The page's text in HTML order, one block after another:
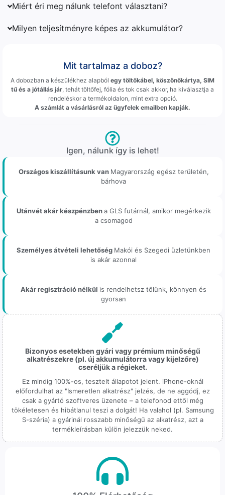
Miért éri meg nálunk telefont választani?
Milyen teljesítményre képes az akkumulátor?
Mit tartalmaz a doboz?
A dobozban a készülékhez alapból egy töltőkábel, köszönőkártya, SIM
tű és a jótállás jár, tehát töltőfej, fólia és tok csak akkor, ha kiválasztja a
rendeléskor a termékoldalon, mint extra opció.
A számlát a vásárlásról az ügyfelek emailben kapják.
Igen, nálunk így is lehet!
Országos kiszállításunk van Magyarország egész területén,
bárhova
Utánvét akár készpénzbena GLS futárnál, amikor megérkezik
a csomagod
Személyes átvételi lehetőség Makói és Szegedi üzletünkben
is akár azonnal
Akár regisztráció nélkül is rendelhetsz tőlünk, könnyen és
gyorsan
Bizonyos esetekben gyári vagy prémium minőségű
alkatrészekre (pl. új akkumulátorra vagy kijelzőre)
cseréljük a régieket.
Ez mindig 100%-os, tesztelt állapotot jelent. iPhone-oknál
előfordulhat az "Ismeretlen alkatrész" jelzés, de ne aggódj, ez
csak a gyártó szoftveres üzenete – a telefonod ettől még
tökéletesen és hibátlanul teszi a dolgát! Ha valahol (pl. Samsung
S-széria) a gyárinál rosszabb minőségű az alkatrész, azt a
termékleírásban külön jelezzük neked.